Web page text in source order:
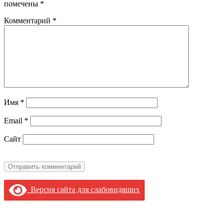
помечены *
Комментарий *
Имя *
Email *
Сайт
Версия сайта для слабовидящих